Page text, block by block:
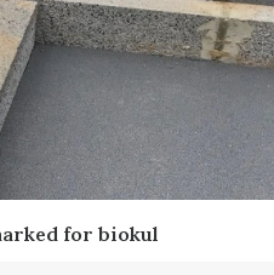
for biokul